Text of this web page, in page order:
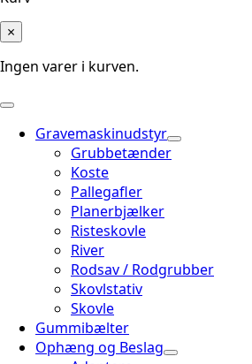
×
Ingen varer i kurven.
Gravemaskinudstyr
Grubbetænder
Koste
Pallegafler
Planerbjælker
Risteskovle
River
Rodsav / Rodgrubber
Skovlstativ
Skovle
Gummibælter
Ophæng og Beslag